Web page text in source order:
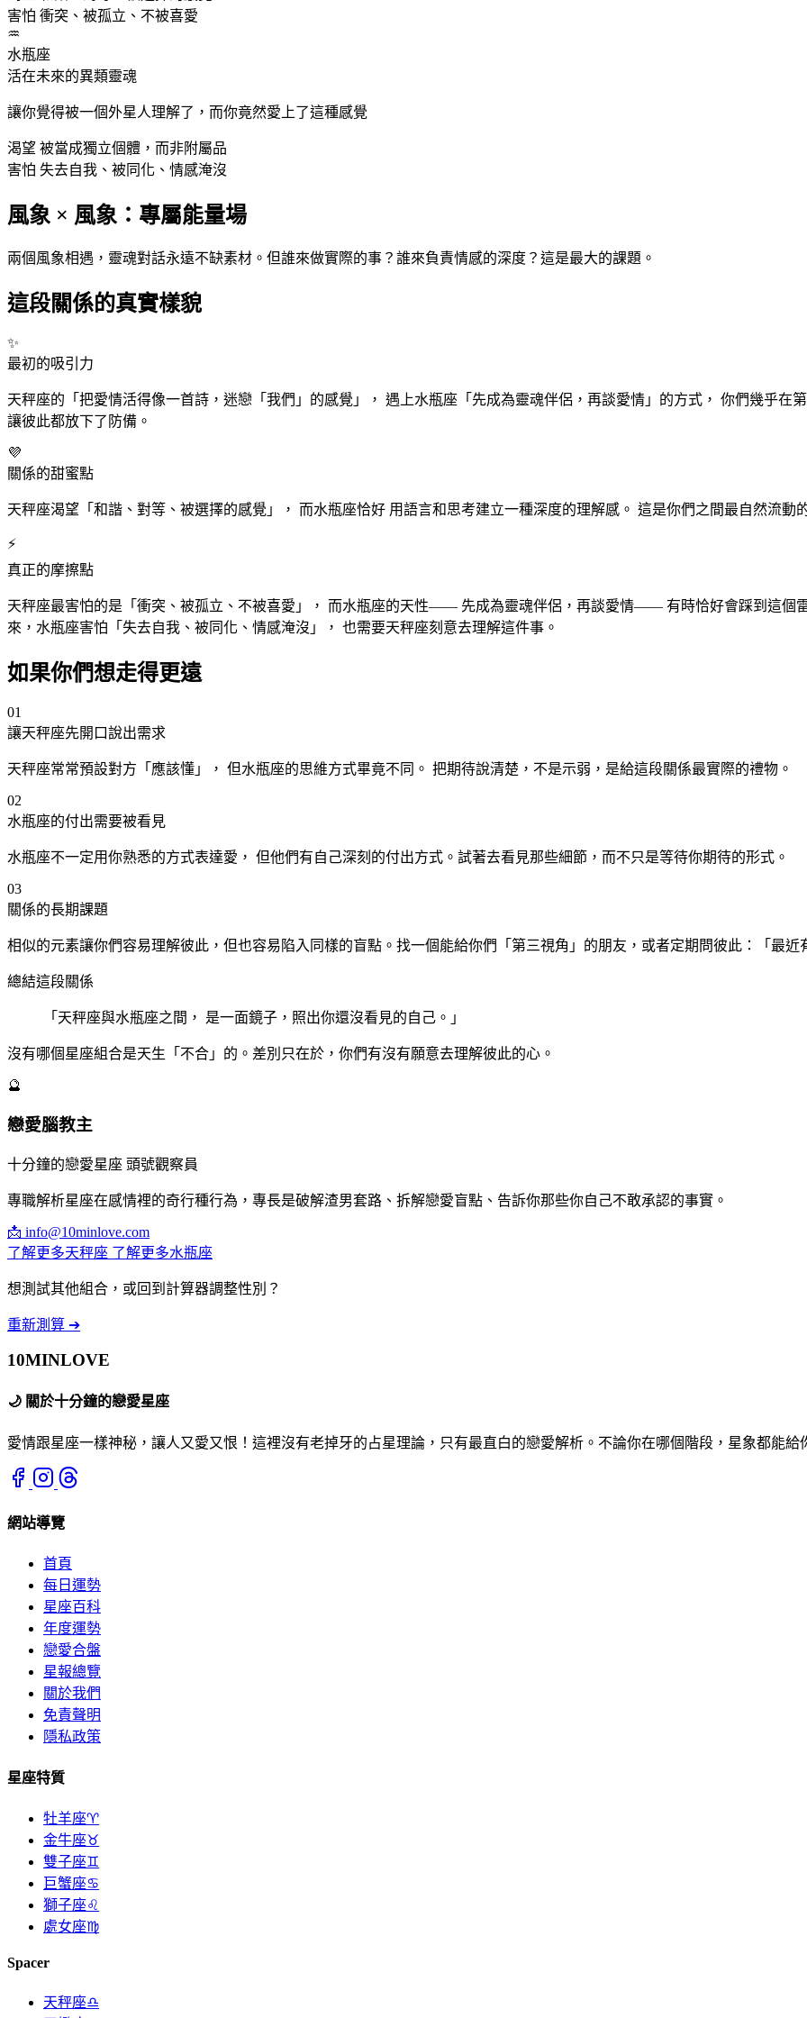
害怕 衝突、被孤立、不被喜愛
♒
水瓶座
活在未來的異類靈魂
讓你覺得被一個外星人理解了，而你竟然愛上了這種感覺
渴望 被當成獨立個體，而非附屬品
害怕 失去自我、被同化、情感淹沒
風象 × 風象：專屬能量場
兩個風象相遇，靈魂對話永遠不缺素材。但誰來做實際的事？誰來負責情感的深度？這是最大的課題。
這段關係的真實樣貌
✨
最初的吸引力
天秤座的「把愛情活得像一首詩，迷戀「我們」的感覺」， 遇上水瓶座 「先成為靈魂伴侶，再談愛情」的方式， 你們幾乎
讓彼此都放下了防備。
💜
關係的甜蜜點
天秤座渴望「和諧、對等、被選擇的感覺」， 而水瓶座恰好 用語言和思考建立一種深度的理解感。 這是你們之間最自然流動
⚡
真正的摩擦點
天秤座最害怕的是「衝突、被孤立、不被喜愛」， 而水瓶座的天性—— 先成為靈魂伴侶，再談愛情—— 有時恰好會踩到這個
來，水瓶座害怕「失去自我、被同化、情感淹沒」， 也需要天秤座刻意去理解這件事。
如果你們想走得更遠
01
讓天秤座先開口說出需求
天秤座常常預設對方「應該懂」， 但水瓶座的思維方式畢竟不同。 把期待說清楚，不是示弱，是給這段關係最實際的禮物。
02
水瓶座的付出需要被看見
水瓶座不一定用你熟悉的方式表達愛， 但他們有自己深刻的付出方式。試著去看見那些細節，而不只是等待你期待的形式。
03
關係的長期課題
相似的元素讓你們容易理解彼此，但也容易陷入同樣的盲點。找一個能給你們「第三視角」的朋友，或者定期問彼此：「最近
總結這段關係
「天秤座與水瓶座之間， 是一面鏡子，照出你還沒看見的自己。」
沒有哪個星座組合是天生「不合」的。差別只在於，你們有沒有願意去理解彼此的心。
🔮
戀愛腦教主
十分鐘的戀愛星座 頭號觀察員
專職解析星座在感情裡的奇行種行為，專長是破解渣男套路、拆解戀愛盲點、告訴你那些你自己不敢承認的事實。
📩 info@10minlove.com
了解更多天秤座 了解更多水瓶座
想測試其他組合，或回到計算器調整性別？
重新測算 ➔
10MINLOVE
🌙 關於十分鐘的戀愛星座
愛情跟星座一樣神秘，讓人又愛又恨！這裡沒有老掉牙的占星理論，只有最直白的戀愛解析。不論你在哪個階段，星象都能給
網站導覽
首頁
每日運勢
星座百科
年度運勢
戀愛合盤
星報總覽
關於我們
免責聲明
隱私政策
星座特質
牡羊座♈
金牛座♉
雙子座♊
巨蟹座♋
獅子座♌
處女座♍
Spacer
天秤座♎